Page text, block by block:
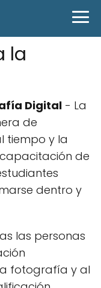
la
Digital - La
de
tiempo y la
de
dentro y
las personas
fotografía y al